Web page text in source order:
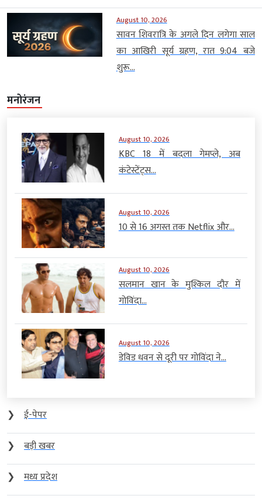
August 10, 2026
सावन शिवरात्रि के अगले दिन लगेगा साल
का आखिरी सूर्य ग्रहण, रात 9:04 बजे
शुरू...
मनोरंजन
August 10, 2026
KBC 18 में बदला गेमप्ले, अब
कंटेस्टेंट्स...
August 10, 2026
10 से 16 अगस्त तक Netflix और...
August 10, 2026
सलमान खान के मुश्किल दौर में
गोविंदा...
August 10, 2026
डेविड धवन से दूरी पर गोविंदा ने...
❯
ई-पेपर
❯
बड़ी खबर
❯
मध्य प्रदेश